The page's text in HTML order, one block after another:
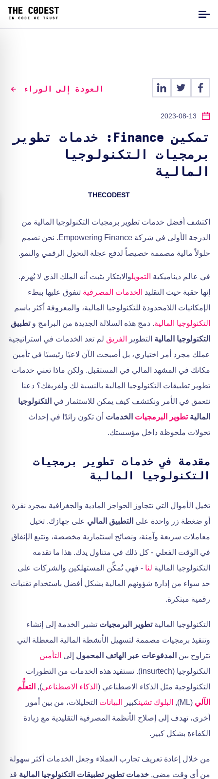
العودة إلى الوراء
2023-08-13
تمكين Finance: خدمات تطوير
برمجيات التكنولوجيا
المالية
THECODEST
اكتشف أفضل خدمات تطوير برمجيات التكنولوجيا المالية من
الدرجة الأولى في شركة Empowering Finance. نحن نصمم
حلولاً مالية مصممة خصيصاً لدفع عجلة التحول الرقمي والنمو.
في عالم ديناميكية التمويلوالابتكار يثبت أنه الملك الذي لا يُهزم.
إنها حقبة حيث التقليد الخدمات المصرفية تتفوق عليها ببطء
الإمكانيات اللامحدودة للتكنولوجيا المالية، والمعروفة أكثر باسم
التكنولوجيا المالية. دمج هذه السلالة الجديدة من البرامج وتطبيق
التكنولوجيا المالية التطوير الفريق لم تعد الخدمات في استراتيجية
عملك مجرد أمر اختياري، بل أصبحت الآن لاعبًا رئيسيًا في تأمين
مكانك في المشهد المالي في المستقبل. ولكن ماذا تعني خدمات
تطوير تطبيقات التكنولوجيا المالية بالنسبة لك ولفريقك؟ دعنا
نتعمق في الأمر ونكتشف كيف يمكن للاستثمار في التكنولوجيا
الماليةتطوير البرمجيات الخدمات أن تكون رائدًا في إحداث
تحولات ملحوظة داخل مؤسستك.
مقدمة في خدمات تطوير برمجيات
التكنولوجيا المالية
تخيل الأموال التي تتجاوز الحواجز المادية والجغرافية بمجرد نقرة
أو ضغطة زر واحدة على التطبيق المالي على جهازك. تخيل
معاملات سريعة وآمنة، ونصائح استثمارية مخصصة، وتتبع الإنفاق
في الوقت الفعلي - كل ذلك في متناول يدك. هذا ما تقدمه
التكنولوجيا المالية لنا - فهي تُمكِّن المستهلكين والشركات على
حد سواء من إدارة شؤونهم المالية بشكل أفضل باستخدام تقنيات
رقمية مبتكرة.
التكنولوجيا الماليةتطوير البرمجيات تشير الخدمة إلى إنشاء
وتنفيذ برمجيات مصممة لتسهيل الأنشطة المالية المعطلة التي
تتراوح بين المدفوعات عبر الهاتف المحمول إلى التأمين
التكنولوجيا (insurtech). تستفيد هذه الخدمات من التطورات
التكنولوجية مثل الذكاء الاصطناعي ( الذكاء الاصطناعي), التعلُّم
الآلي (ML), البلوك تشينكبير البيانات التحليلات، من بين أمور
أخرى، تهدف إلى إصلاح الأنظمة المصرفية التقليدية مع زيادة
الكفاءة بشكل كبير.
من خلال إعادة تعريف تجارب العملاء وجعل الخدمات أكثر سهولة
من أي وقت مضى, خدمات تطوير تطبيقات التكنولوجيا المالية قد